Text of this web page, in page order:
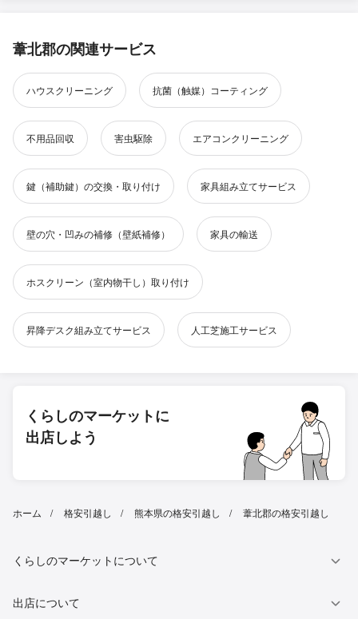
葦北郡の関連サービス
ハウスクリーニング 抗菌（触媒）コーティング
不用品回収 害虫駆除 エアコンクリーニング
鍵（補助鍵）の交換・取り付け 家具組み立てサービス
壁の穴・凹みの補修（壁紙補修） 家具の輸送
ホスクリーン（室内物干し）取り付け
昇降デスク組み立てサービス 人工芝施工サービス
くらしのマーケットに
出店しよう
ホーム 格安引越し 熊本県の格安引越し 葦北郡の格安引越し
くらしのマーケットについて
出店について